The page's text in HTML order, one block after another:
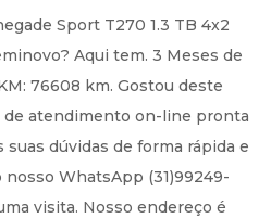
Sport T270 1.3 TB 4x2
Aqui tem. 3 Meses de
76608 km. Gostou deste
de atendimento on-line pronta
dúvidas de forma rápida e
WhatsApp (31)99249-
visita. Nosso endereço é